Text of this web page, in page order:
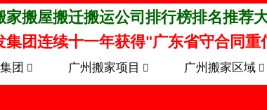
家搬屋搬迁搬运公司排行榜排名推荐
集团连续十一年获得"广东省守合同重
团 广州搬家项目 广州搬家区域